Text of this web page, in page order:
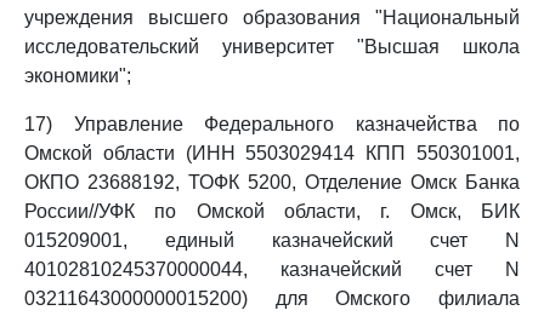
учреждения высшего образования "Национальный
исследовательский университет "Высшая школа
экономики";
17) Управление Федерального казначейства по
Омской области (ИНН 5503029414 КПП 550301001,
ОКПО 23688192, ТОФК 5200, Отделение Омск Банка
России//УФК по Омской области, г. Омск, БИК
015209001, единый казначейский счет N
40102810245370000044, казначейский счет N
03211643000000015200) для Омского филиала